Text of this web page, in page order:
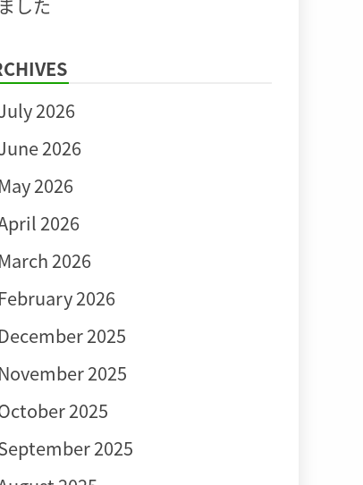
ました
2026
2026
May 2026
2026
March 2026
February 2026
December 2025
November 2025
2025
2025